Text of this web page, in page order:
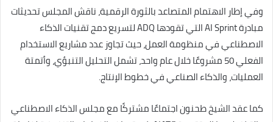
وفي إطار الاهتمام المتصاعد بالثورة الرقمية، ناقش المجلس تحديثات
مبادرة AI Sprint التي تقودها ADQ لتسريع دمج تقنيات الذكاء
الاصطناعي في منظومة العمل، حيث تجاوز عدد مشاريع الاستخدام
الفعلي 50 مشروعًا خلال عام واحد، تشمل التحليل التنبؤي، وأتمتة
العمليات، والذكاء الصناعي في خطوط الإنتاج.
كما عقد الشيخ طحنون اجتماعًا مشتركًا مع مجلس الذكاء الاصطناعي